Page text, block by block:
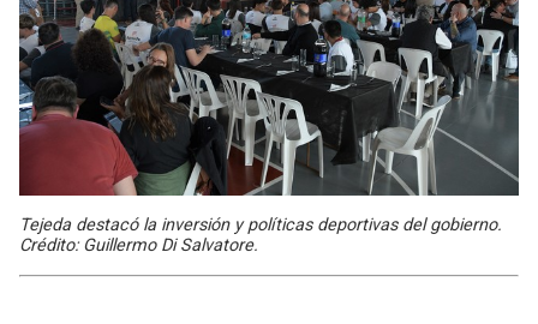
Tejeda destacó la inversión y políticas deportivas del gobierno.
Crédito: Guillermo Di Salvatore.